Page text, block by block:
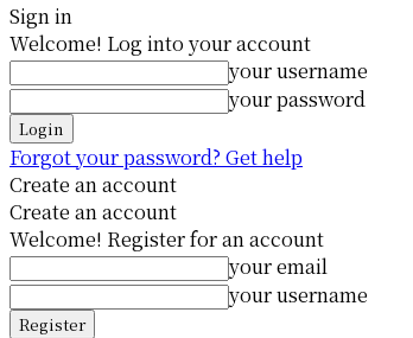
Sign in
Welcome! Log into your account
your username
your password
Forgot your password? Get help
Create an account
Create an account
Welcome! Register for an account
your email
your username